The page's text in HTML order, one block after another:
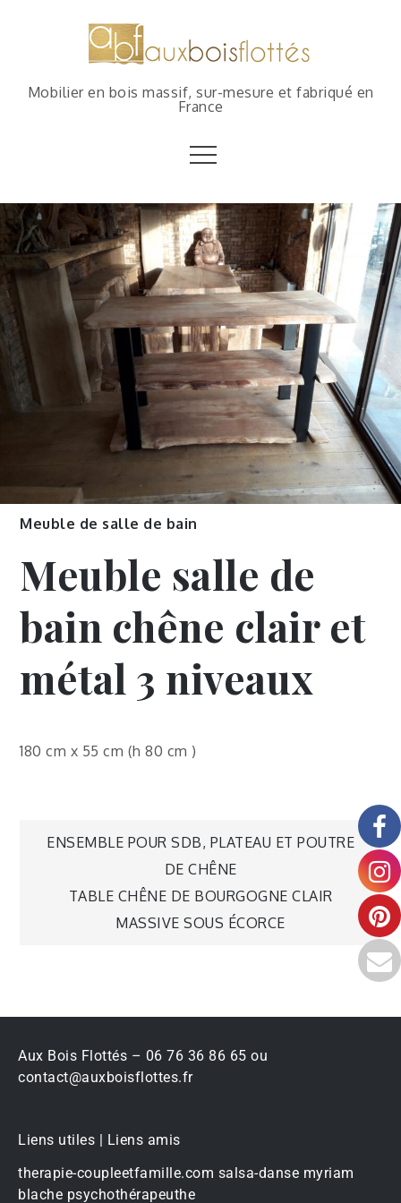
Mobilier en bois massif, sur-mesure et fabriqué en
France
Meuble de salle de bain
Meuble salle de
bain chêne clair et
métal 3 niveaux
180 cm x 55 cm (h 80 cm )
ENSEMBLE POUR SDB, PLATEAU ET POUTRE
DE CHÊNE
TABLE CHÊNE DE BOURGOGNE CLAIR
MASSIVE SOUS ÉCORCE
Aux Bois Flottés – 06 76 36 86 65 ou
contact@auxboisflottes.fr
Liens utiles | Liens amis
therapie-coupleetfamille.com salsa-danse myriam
blache psychothérapeuthe